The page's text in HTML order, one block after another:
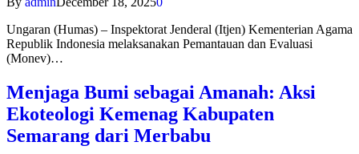
Ungaran (Humas) – Inspektorat Jenderal (Itjen) Kementerian Agama
Republik Indonesia melaksanakan Pemantauan dan Evaluasi
(Monev)…
Menjaga Bumi sebagai Amanah: Aksi
Ekoteologi Kemenag Kabupaten
Semarang dari Merbabu